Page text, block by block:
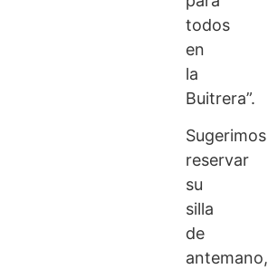
todos
en
la
Buitrera”.
Sugerimos
reservar
su
silla
de
antemano,